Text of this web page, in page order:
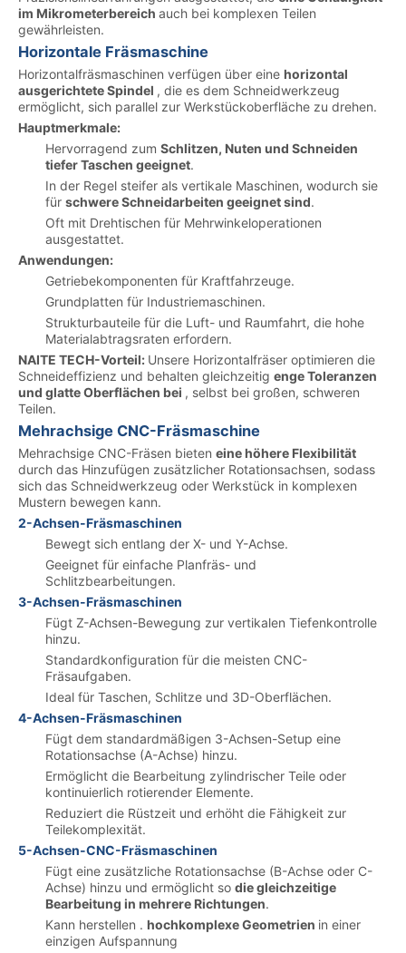
im Mikrometerbereich auch bei komplexen Teilen
gewährleisten.
Horizontale Fräsmaschine
Horizontalfräsmaschinen verfügen über eine horizontal
ausgerichtete Spindel , die es dem Schneidwerkzeug
ermöglicht, sich parallel zur Werkstückoberfläche zu drehen.
Hauptmerkmale:
Hervorragend zum Schlitzen, Nuten und Schneiden
tiefer Taschen geeignet.
In der Regel steifer als vertikale Maschinen, wodurch sie
für schwere Schneidarbeiten geeignet sind.
Oft mit Drehtischen für Mehrwinkeloperationen
ausgestattet.
Anwendungen:
Getriebekomponenten für Kraftfahrzeuge.
Grundplatten für Industriemaschinen.
Strukturbauteile für die Luft- und Raumfahrt, die hohe
Materialabtragsraten erfordern.
NAITE TECH-Vorteil: Unsere Horizontalfräser optimieren die
Schneideffizienz und behalten gleichzeitig enge Toleranzen
und glatte Oberflächen bei , selbst bei großen, schweren
Teilen.
Mehrachsige CNC-Fräsmaschine
Mehrachsige CNC-Fräsen bieten eine höhere Flexibilität
durch das Hinzufügen zusätzlicher Rotationsachsen, sodass
sich das Schneidwerkzeug oder Werkstück in komplexen
Mustern bewegen kann.
2-Achsen-Fräsmaschinen
Bewegt sich entlang der X- und Y-Achse.
Geeignet für einfache Planfräs- und
Schlitzbearbeitungen.
3-Achsen-Fräsmaschinen
Fügt Z-Achsen-Bewegung zur vertikalen Tiefenkontrolle
hinzu.
Standardkonfiguration für die meisten CNC-
Fräsaufgaben.
Ideal für Taschen, Schlitze und 3D-Oberflächen.
4-Achsen-Fräsmaschinen
Fügt dem standardmäßigen 3-Achsen-Setup eine
Rotationsachse (A-Achse) hinzu.
Ermöglicht die Bearbeitung zylindrischer Teile oder
kontinuierlich rotierender Elemente.
Reduziert die Rüstzeit und erhöht die Fähigkeit zur
Teilekomplexität.
5-Achsen-CNC-Fräsmaschinen
Fügt eine zusätzliche Rotationsachse (B-Achse oder C-
Achse) hinzu und ermöglicht so die gleichzeitige
Bearbeitung in mehrere Richtungen.
Kann herstellen . hochkomplexe Geometrien in einer
einzigen Aufspannung